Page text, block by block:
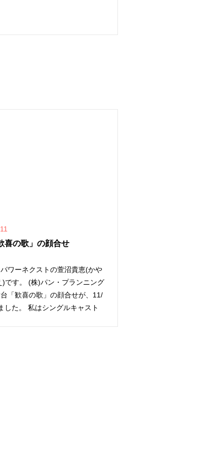
喜の歌」の顔合せ
ワーネクストの萱沼貴恵(かや
)です。 (株)パン・プランニング
「歓喜の歌」の顔合せが、11/
した。 私はシングルキャスト